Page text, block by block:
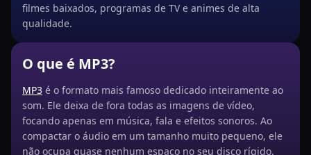
filmes baixados, programas de TV e animes de alta
qualidade.
O que é MP3?
MP3 é o formato mais famoso dedicado inteiramente ao
som. Ele deixa de fora todas as imagens de vídeo,
focando apenas em música, fala e efeitos sonoros. Ao
compactar o áudio em um tamanho muito pequeno, ele
não ocupa quase nenhum espaço no seu disco rígido.